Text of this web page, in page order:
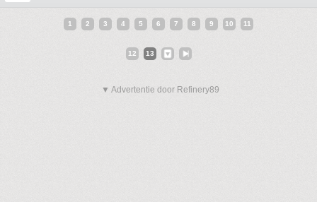
1 2 3 4 5 6 7 8 9 10 11
12 13
▼ Advertentie door Refinery89